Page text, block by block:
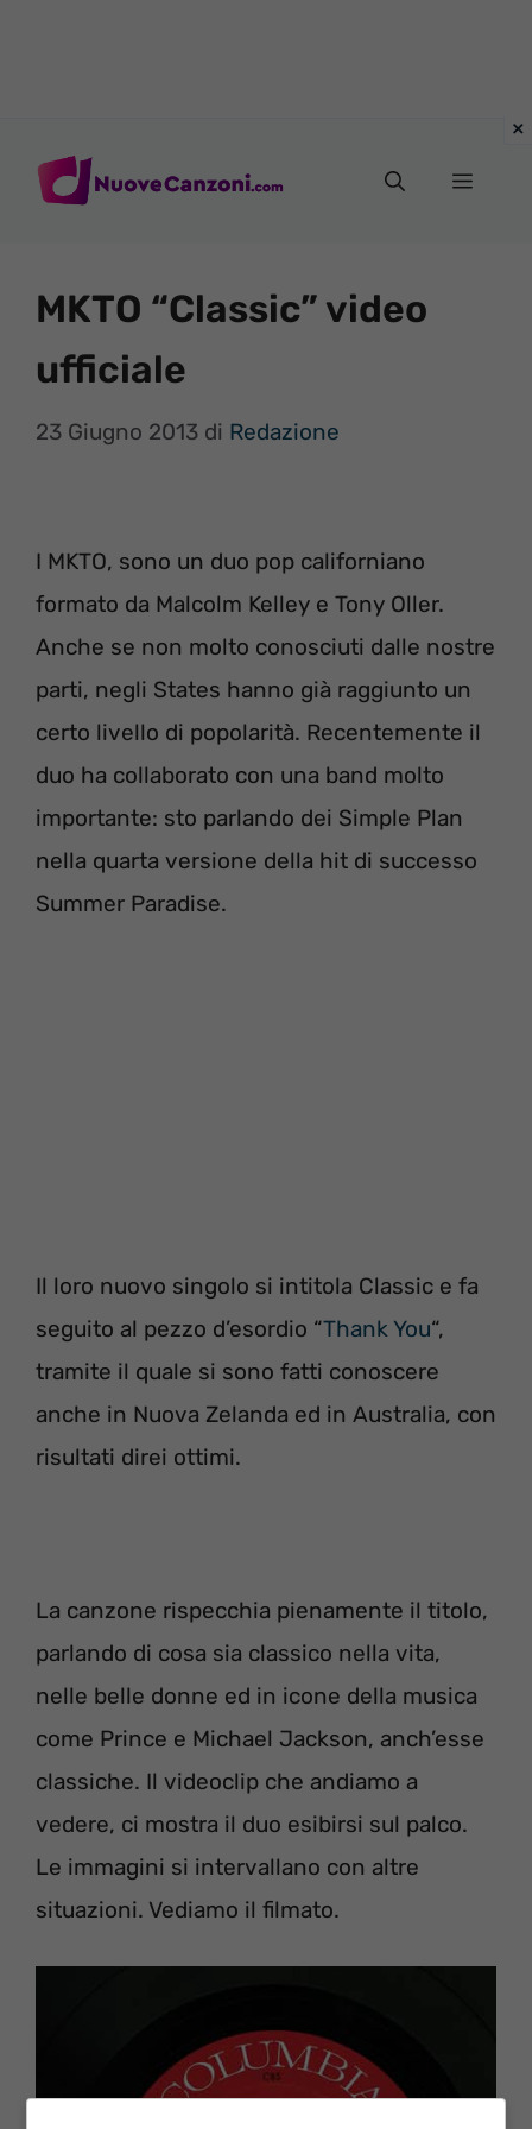
Menu
MKTO “Classic” video
ufficiale
23 Giugno 2013 di Redazione
I MKTO, sono un duo pop californiano
formato da Malcolm Kelley e Tony Oller.
Anche se non molto conosciuti dalle nostre
parti, negli States hanno già raggiunto un
certo livello di popolarità. Recentemente il
duo ha collaborato con una band molto
importante: sto parlando dei Simple Plan
nella quarta versione della hit di successo
Summer Paradise.
Il loro nuovo singolo si intitola Classic e fa
seguito al pezzo d’esordio “Thank You“,
tramite il quale si sono fatti conoscere
anche in Nuova Zelanda ed in Australia, con
risultati direi ottimi.
La canzone rispecchia pienamente il titolo,
parlando di cosa sia classico nella vita,
nelle belle donne ed in icone della musica
come Prince e Michael Jackson, anch’esse
classiche. Il videoclip che andiamo a
vedere, ci mostra il duo esibirsi sul palco.
Le immagini si intervallano con altre
situazioni. Vediamo il filmato.